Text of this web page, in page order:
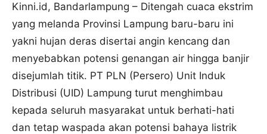
Kinni.id, Bandarlampung – Ditengah cuaca ekstrim
yang melanda Provinsi Lampung baru-baru ini
yakni hujan deras disertai angin kencang dan
menyebabkan potensi genangan air hingga banjir
disejumlah titik. PT PLN (Persero) Unit Induk
Distribusi (UID) Lampung turut menghimbau
kepada seluruh masyarakat untuk berhati-hati
dan tetap waspada akan potensi bahaya listrik